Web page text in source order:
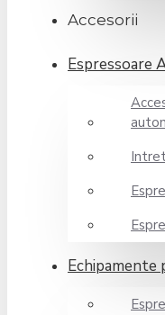
Accesorii
Espressoare
Echipamente